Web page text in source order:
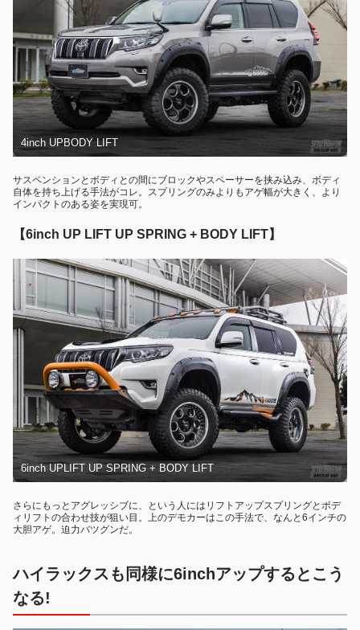
4inch UPBODY LIFT
サスペンションとボディとの間にブロックやスペーサーを挟み込み、ボディ
自体を持ち上げる手法がコレ。スプリングのみよりもアゲ幅が大きく、より
インパクトのある姿を実現可。
【6inch UP LIFT UP SPRING + BODY LIFT】
6inch UPLIFT UP SPRING + BODY LIFT
さらにもっとアグレッシブに、という人にはリフトアップスプリングとボデ
ィリフトの合わせ技が狙い目。上のデモカーはこの手法で、なんと6インチの
大胆アゲ。迫力バツグンだ。
ハイラックスも同様に6inchアップするとこう
なる!